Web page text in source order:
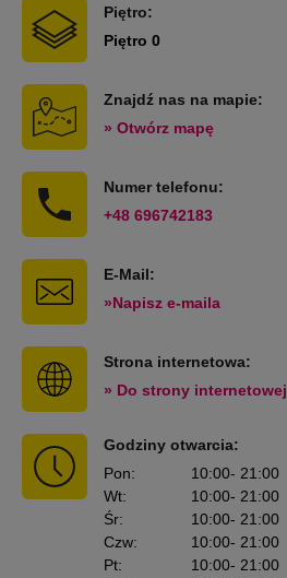
Piętro:
Piętro 0
Znajdź nas na mapie:
» Otwórz mapę
Numer telefonu:
+48 696742183
E-Mail:
»Napisz e-maila
Strona internetowa:
» Do strony internetowej
Godziny otwarcia:
Pon: 10:00- 21:00
Wt: 10:00- 21:00
Śr: 10:00- 21:00
Czw: 10:00- 21:00
Pt: 10:00- 21:00